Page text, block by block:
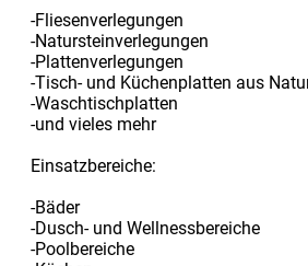
-Fliesenverlegungen
-Natursteinverlegungen
-Plattenverlegungen
-Tisch- und Küchenplatten aus
-Waschtischplatten
-und vieles mehr
Einsatzbereiche:
-Bäder
-Dusch- und Wellnessbereiche
-Poolbereiche